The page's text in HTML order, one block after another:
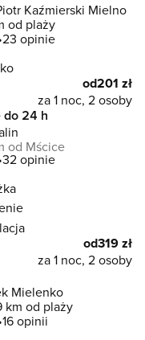
Kaźmierski Mielno
od plaży
23 opinie
od201 zł
za 1 noc, 2 osoby
do 24 h
od Mścice
32 opinie
od319 zł
za 1 noc, 2 osoby
Mielenko
km od plaży
16 opinii